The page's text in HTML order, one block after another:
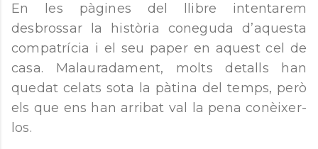
En les pàgines del llibre intentarem
desbrossar la història coneguda d’aquesta
compatrícia i el seu paper en aquest cel de
casa. Malauradament, molts detalls han
quedat celats sota la pàtina del temps, però
els que ens han arribat val la pena conèixer-
los.